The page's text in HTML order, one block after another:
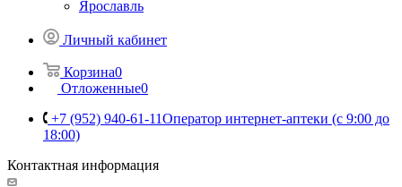
Ярославль
Личный кабинет
Корзина0
Отложенные0
+7 (952) 940-61-11Оператор интернет-аптеки (с 9:00 до
18:00)
Контактная информация